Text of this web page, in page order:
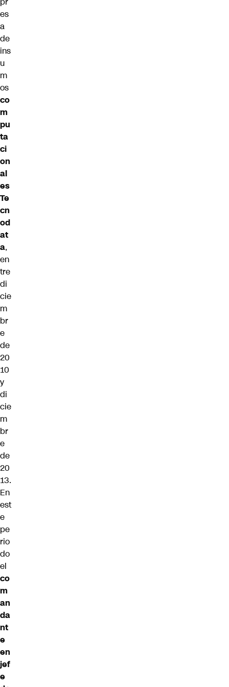
es
a
de
ins
u
m
os
co
m
pu
ta
ci
on
al
es
Te
cn
od
at
a,
en
tre
di
cie
m
br
e
de
20
10
y
di
cie
m
br
e
de
20
13.
En
est
e
pe
rio
do
el
co
m
an
da
nt
e
en
jef
e